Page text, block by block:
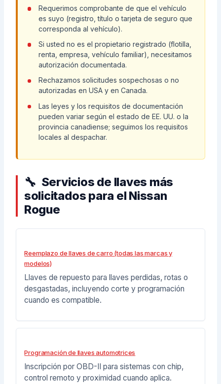
Requerimos comprobante de que el vehículo
es suyo (registro, título o tarjeta de seguro que
corresponda al vehículo).
Si usted no es el propietario registrado (flotilla,
renta, empresa, vehículo familiar), necesitamos
autorización documentada.
Rechazamos solicitudes sospechosas o no
autorizadas en USA y en Canada.
Las leyes y los requisitos de documentación
pueden variar según el estado de EE. UU. o la
provincia canadiense; seguimos los requisitos
locales al despachar.
Servicios de llaves más
solicitados para el Nissan
Rogue
Reemplazo de llaves de carro (todas las marcas y
modelos)
Llaves de repuesto para llaves perdidas, rotas o
desgastadas, incluyendo corte y programación
cuando es compatible.
Programación de llaves automotrices
Inscripción por OBD-II para sistemas con chip,
control remoto y proximidad cuando aplica.